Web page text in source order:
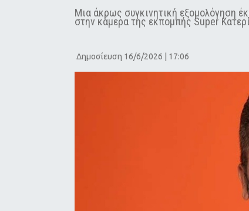
Μια άκρως συγκινητική εξομολόγηση
στην κάμερα της εκπομπής Super
Δημοσίευση 16/6/2026 | 17:06